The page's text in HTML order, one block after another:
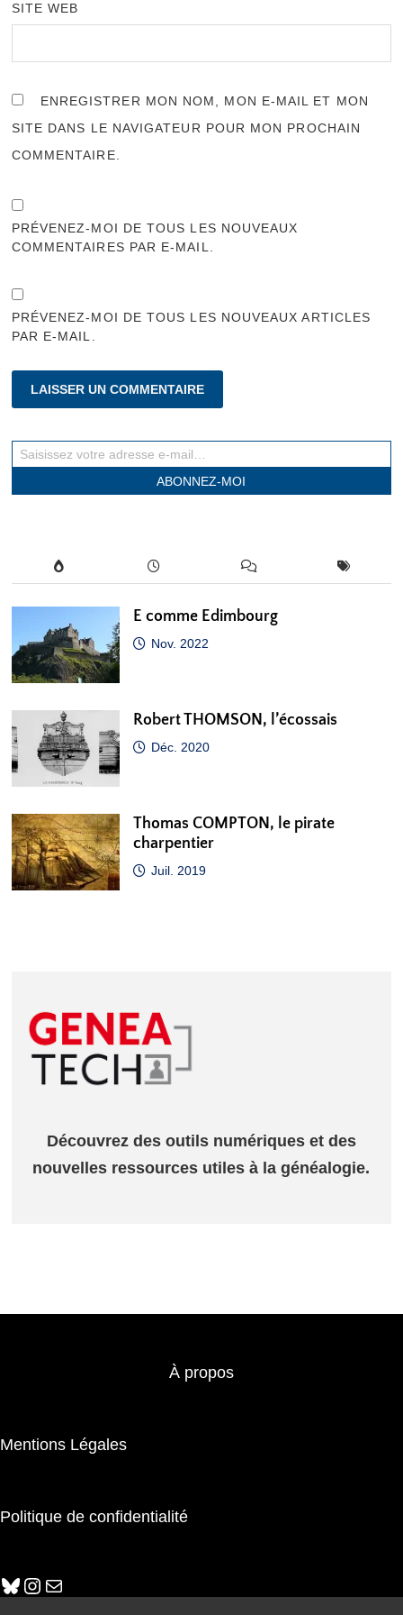
SITE WEB
ENREGISTRER MON NOM, MON E-MAIL ET MON
SITE DANS LE NAVIGATEUR POUR MON PROCHAIN
COMMENTAIRE.
PRÉVENEZ-MOI DE TOUS LES NOUVEAUX
COMMENTAIRES PAR E-MAIL.
PRÉVENEZ-MOI DE TOUS LES NOUVEAUX ARTICLES
PAR E-MAIL.
Saisissez votre adresse e-mail…
ABONNEZ-MOI
E comme Edimbourg
Nov. 2022
Robert THOMSON, l’écossais
Déc. 2020
Thomas COMPTON, le pirate
charpentier
Juil. 2019
Découvrez des outils numériques et des
nouvelles ressources utiles à la généalogie.
À propos
Mentions Légales
Politique de confidentialité
Bluesky
Instagram
E-mail